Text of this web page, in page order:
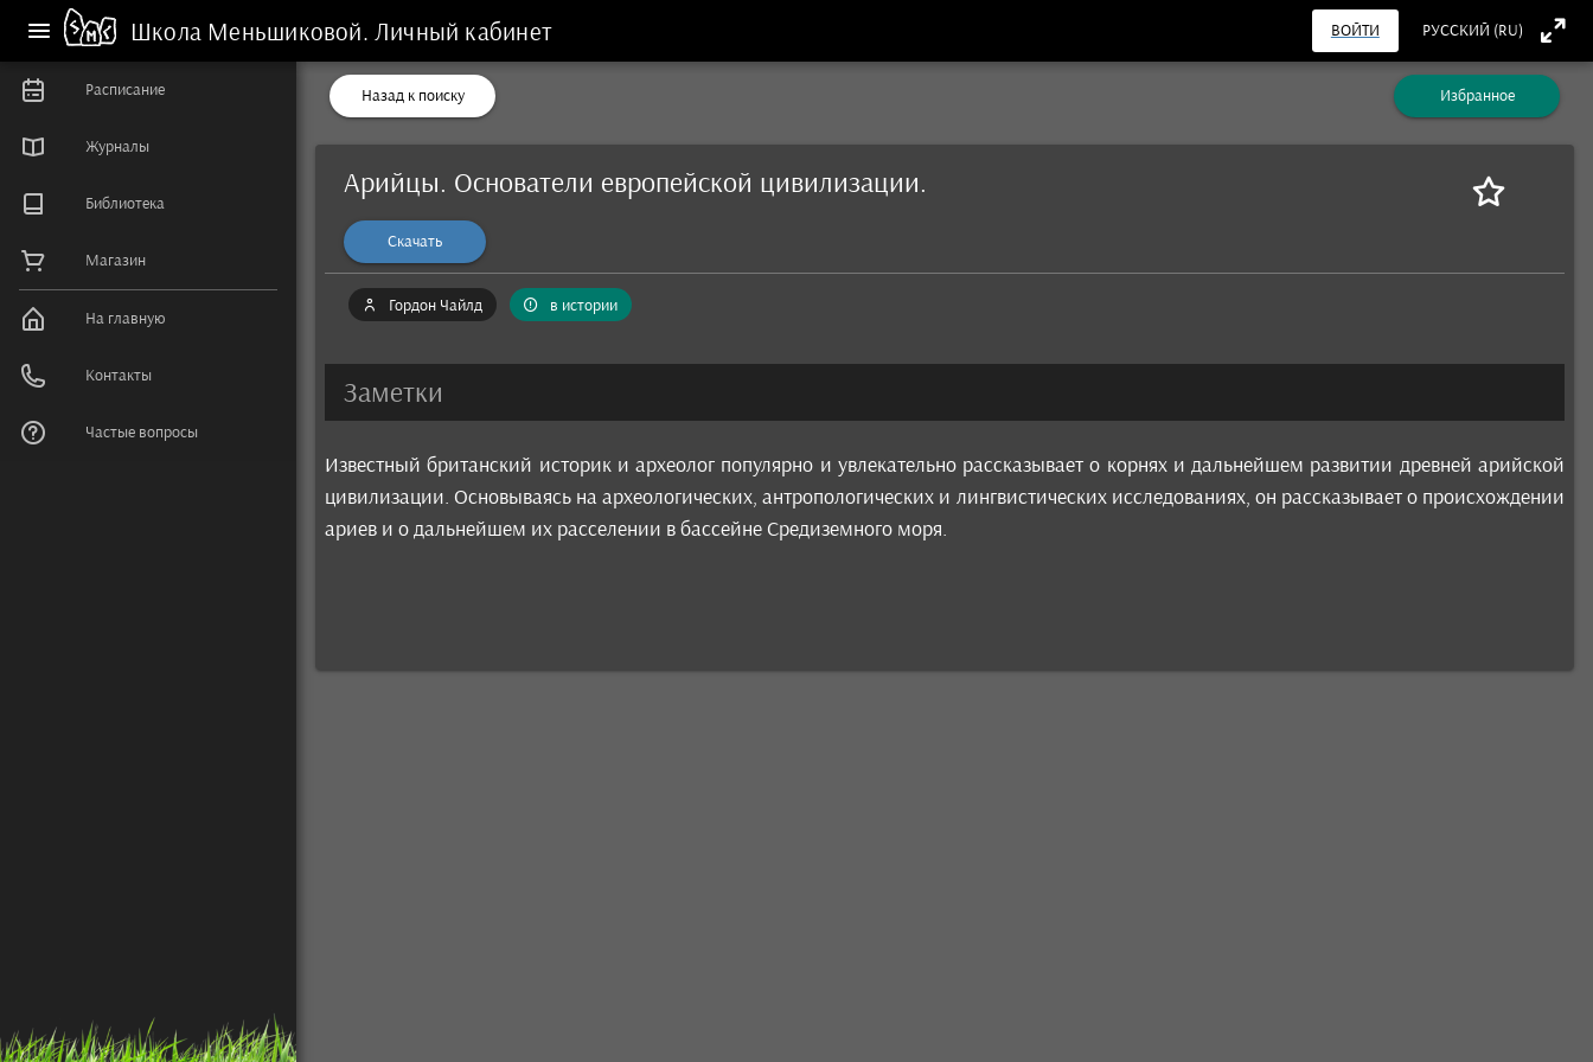
Школа Меньшиковой. Личный кабинет ВОЙТИ РУССКИЙ (RU)
Расписание
Журналы
Библиотека
Магазин
На главную
Контакты
Частые вопросы
Назад к поиску Избранное
Арийцы. Основатели европейской цивилизации.
Скачать
Гордон Чайлд в истории
Заметки
Известный британский историк и археолог популярно и увлекательно рассказывает о корнях и дальнейшем развитии древней арийской
цивилизации. Основываясь на археологических, антропологических и лингвистических исследованиях, он рассказывает о происхождении
ариев и о дальнейшем их расселении в бассейне Средиземного моря.